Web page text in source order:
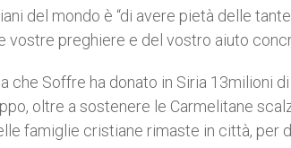
del mondo è “di avere pietà delle
vostre preghiere e del vostro aiuto
che Soffre ha donato in Siria 13milioni
oltre a sostenere le Carmelitane
famiglie cristiane rimaste in città, per